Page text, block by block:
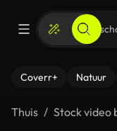
Coverr+ Natuur
Thuis Stock video